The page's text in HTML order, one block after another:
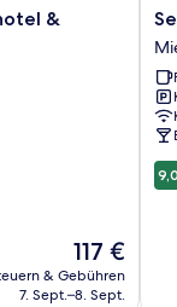
&
Der
Preis
beträgt
117 €
& Gebühren
7. Sept.–8. Sept.
–
9.0
9,0